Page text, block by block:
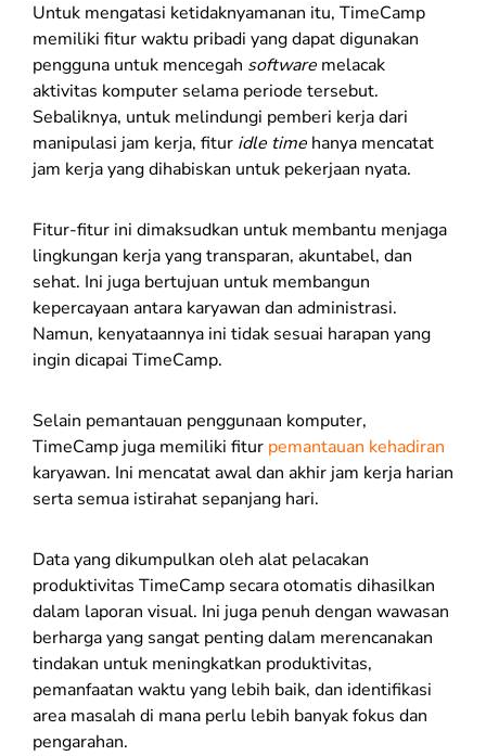
Untuk mengatasi ketidaknyamanan itu, TimeCamp
memiliki fitur waktu pribadi yang dapat digunakan
pengguna untuk mencegah software melacak
aktivitas komputer selama periode tersebut.
Sebaliknya, untuk melindungi pemberi kerja dari
manipulasi jam kerja, fitur idle time hanya mencatat
jam kerja yang dihabiskan untuk pekerjaan nyata.
Fitur-fitur ini dimaksudkan untuk membantu menjaga
lingkungan kerja yang transparan, akuntabel, dan
sehat. Ini juga bertujuan untuk membangun
kepercayaan antara karyawan dan administrasi.
Namun, kenyataannya ini tidak sesuai harapan yang
ingin dicapai TimeCamp.
Selain pemantauan penggunaan komputer,
TimeCamp juga memiliki fitur pemantauan kehadiran
karyawan. Ini mencatat awal dan akhir jam kerja harian
serta semua istirahat sepanjang hari.
Data yang dikumpulkan oleh alat pelacakan
produktivitas TimeCamp secara otomatis dihasilkan
dalam laporan visual. Ini juga penuh dengan wawasan
berharga yang sangat penting dalam merencanakan
tindakan untuk meningkatkan produktivitas,
pemanfaatan waktu yang lebih baik, dan identifikasi
area masalah di mana perlu lebih banyak fokus dan
pengarahan.